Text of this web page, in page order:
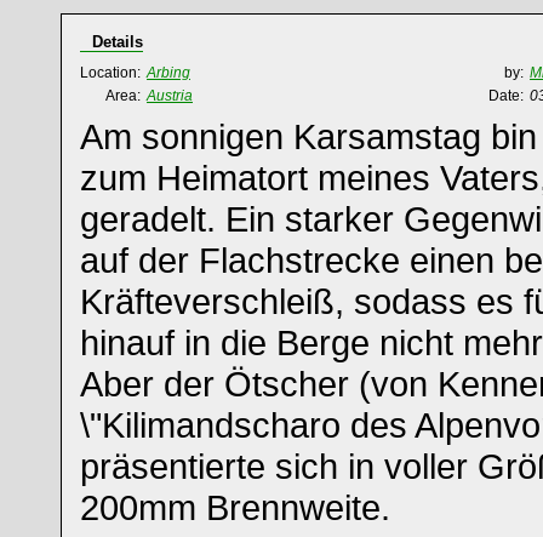
Details
Location: Arbing by:
Area: Austria Date:
Am sonnigen Karsamstag
zum Heimatort meines
geradelt. Ein starker
auf der Flachstrecke einen
Kräfteverschleiß, sodass es
hinauf in die Berge nicht
Aber der Ötscher (von
\"Kilimandscharo des
präsentierte sich in voller
200mm Brennweite.